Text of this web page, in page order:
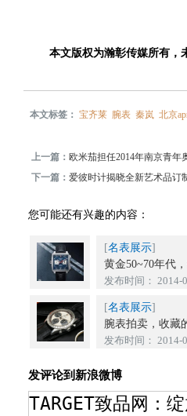
本文版权为瀚彰传媒所有，
本文标签：宝齐莱 腕表 秦岚 北京
上一篇： 欧米茄担任2014年南京青年
下一篇：爱彼时计揭晓全新艺术品订
您可能还有兴趣的内容：
[名表展示]
黄金50~70年代
发布时间： 2014-
[名表展示]
腕表拍卖，收藏
发布时间： 2014-
发评论到新浪微博